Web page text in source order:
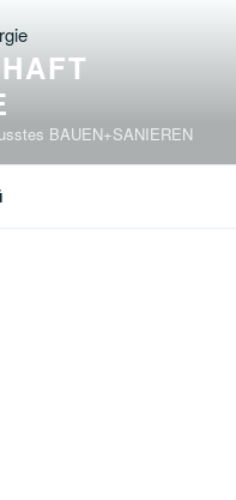
BAUEN+SANIEREN